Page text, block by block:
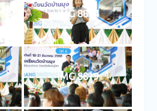
IMG 8834
IMG 8819